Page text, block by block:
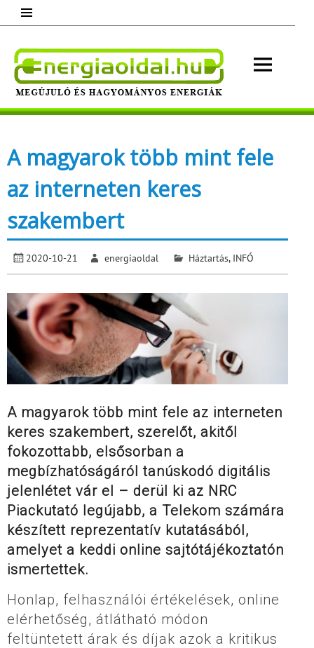
content
Megújuló és hagyományos energiák.
A magyarok több mint fele
az interneten keres
szakembert
2020-10-21 energiaoldal Háztartás, INFÓ
A magyarok több mint fele az interneten
keres szakembert, szerelőt, akitől
fokozottabb, elsősorban a
megbízhatóságáról tanúskodó digitális
jelenlétet vár el – derül ki az NRC
Piackutató legújabb, a Telekom számára
készített reprezentatív kutatásából,
amelyet a keddi online sajtótájékoztatón
ismertettek.
Honlap, felhasználói értékelések, online
elérhetőség, átlátható módon
feltüntetett árak és díjak azok a kritikus